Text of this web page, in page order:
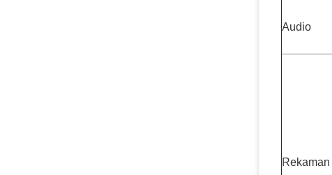
Audio
Rekaman